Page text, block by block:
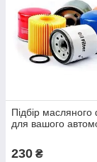
Підбір масляного
для вашого
230 ₴